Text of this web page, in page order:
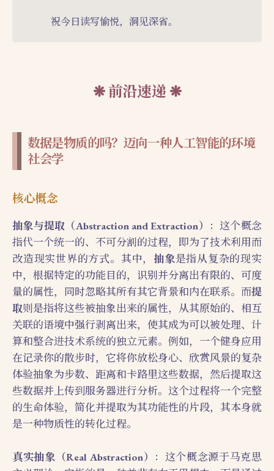
祝今日读写愉悦，洞见深省。
前沿速递
数据是物质的吗？迈向一种人工智能的环境
社会学
核心概念
抽象与提取（Abstraction and Extraction）
：这个概念
指代一个统一的、不可分割的过程，即为了技术利用而
改造现实世界的方式。其中， 抽象是指从复杂的现实
中，根据特定的功能目的，识别并分离出有限的、可度
量的属性，同时忽略其所有其它背景和内在联系。而提
取则是指将这些被抽象出来的属性，从其原始的、相互
关联的语境中强行剥离出来，使其成为可以被处理、计
算和整合进技术系统的独立元素。例如，一个健身应用
在记录你的散步时，它将你放松身心、欣赏风景的复杂
体验抽象为步数、距离和卡路里这些数据，然后提取这
些数据并上传到服务器进行分析。这个过程将一个完整
的生命体验，简化并提取为其功能性的片段，其本身就
是一种物质性的转化过程。
真实抽象（Real Abstraction）
：这个概念源于马克思